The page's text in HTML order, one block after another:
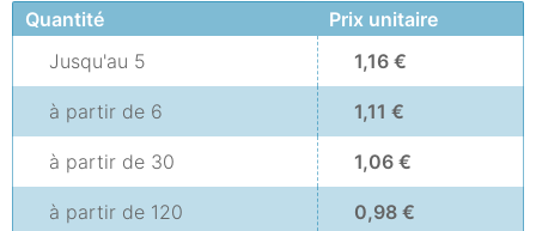
Quantité
Prix unitaire
Jusqu'au 5 1,16 €
à partir de 6 1,11 €
à partir de 30 1,06 €
à partir de 120 0,98 €